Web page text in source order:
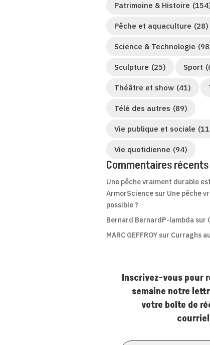
Patrimoine & Histoire
Pêche et aquaculture (28)
Science & Technologie
Sculpture (25) Sport
Théâtre et show (41)
Télé des autres (89)
Vie publique et sociale
Vie quotidienne (94)
Commentaires récents
Une pêche vraiment durable
ArmorScience sur Une pêche
possible ?
Bernard BernardP-lambda sur
MARC GEFFROY sur Curraghs
Inscrivez-vous pour
semaine notre
votre boîte de